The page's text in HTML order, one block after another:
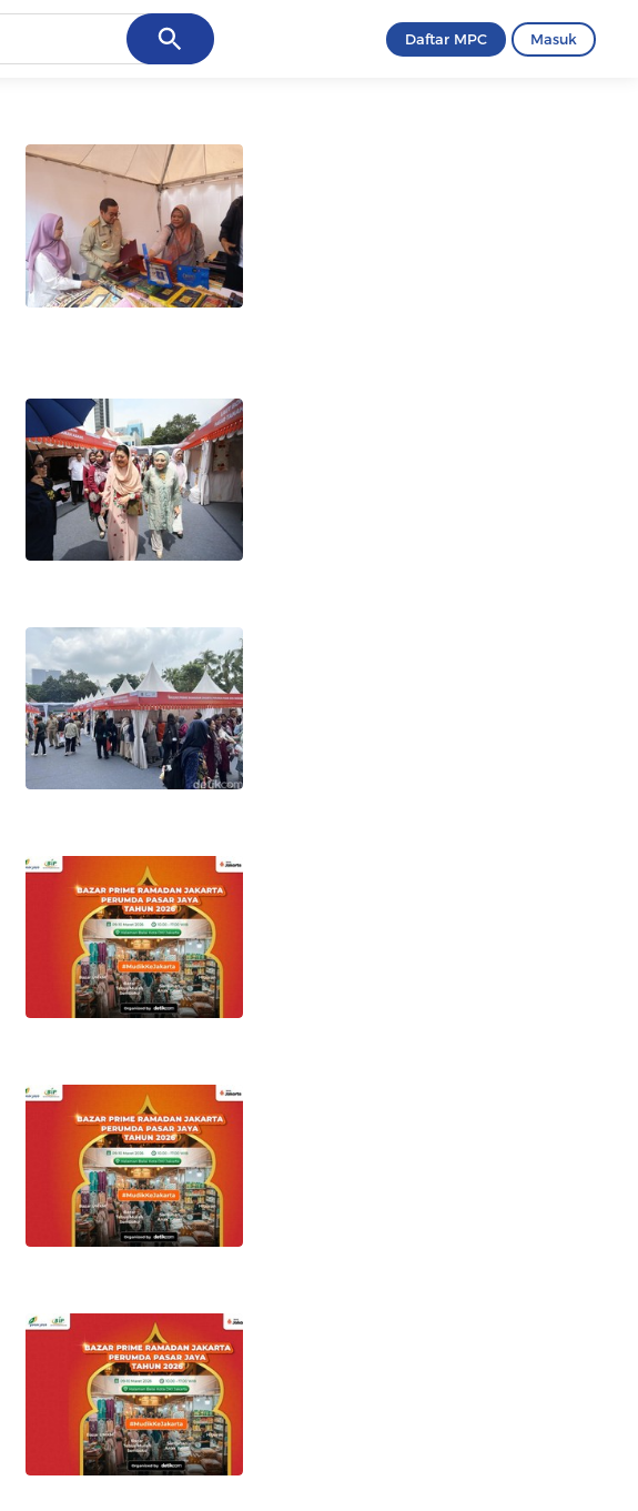
Cancel Daftar MPC Masuk